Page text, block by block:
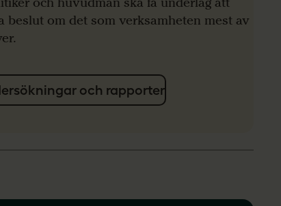
beslut om det som verksamheten mest av
och rapporter